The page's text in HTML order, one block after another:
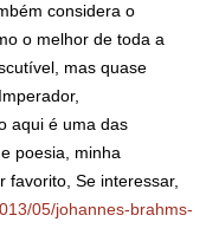
considera o
o melhor de toda a
mas quase
aqui é uma das
poesia, minha
favorito, Se interessar,
05/johannes-brahms-